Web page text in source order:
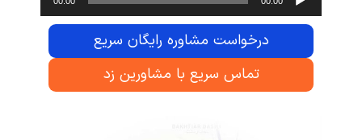
درخواست مشاوره رایگان سریع
تماس سریع با مشاورین زد